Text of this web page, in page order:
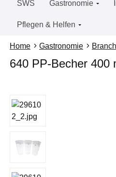
SWS Gastronomie
Pflegen & Helfen
Home Gastronomie
640 PP-Becher
Bildergalerie überspringen